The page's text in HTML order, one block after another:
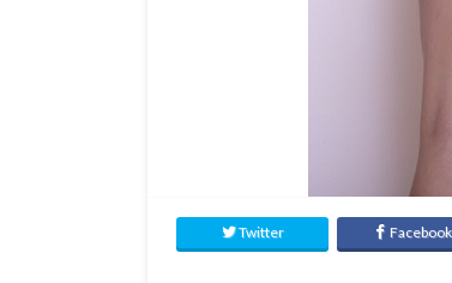
Twitter Facebook